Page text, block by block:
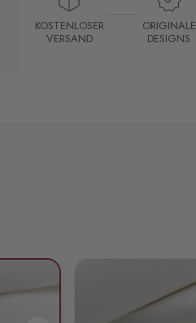
KOSTENLOSER
VERSAND
ORIGINALE
DESIGNS